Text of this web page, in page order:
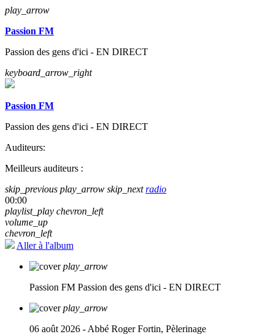
play_arrow
Passion FM
Passion des gens d'ici - EN DIRECT
keyboard_arrow_right
Passion FM
Passion des gens d'ici - EN DIRECT
Auditeurs:
Meilleurs auditeurs :
skip_previous play_arrow skip_next radio
00:00
playlist_play chevron_left
volume_up
chevron_left
Aller à l'album
play_arrow
Passion FM Passion des gens d'ici - EN DIRECT
play_arrow
06 août 2026 - Abbé Roger Fortin, Pèlerinage